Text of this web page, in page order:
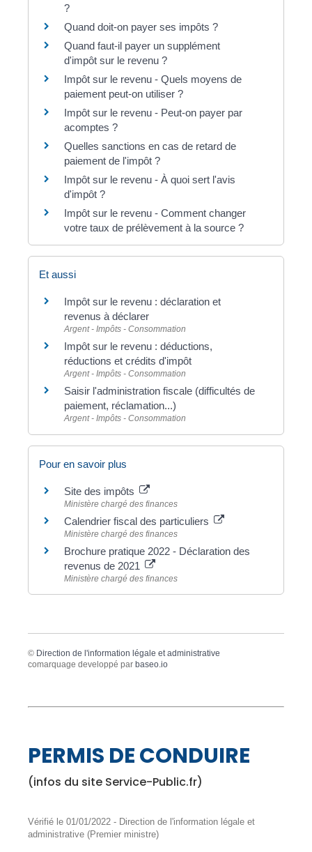
?
Quand doit-on payer ses impôts ?
Quand faut-il payer un supplément
d'impôt sur le revenu ?
Impôt sur le revenu - Quels moyens de
paiement peut-on utiliser ?
Impôt sur le revenu - Peut-on payer par
acomptes ?
Quelles sanctions en cas de retard de
paiement de l'impôt ?
Impôt sur le revenu - À quoi sert l'avis
d'impôt ?
Impôt sur le revenu - Comment changer
votre taux de prélèvement à la source ?
Et aussi
Impôt sur le revenu : déclaration et
revenus à déclarer
Argent - Impôts - Consommation
Impôt sur le revenu : déductions,
réductions et crédits d'impôt
Argent - Impôts - Consommation
Saisir l'administration fiscale (difficultés de
paiement, réclamation...)
Argent - Impôts - Consommation
Pour en savoir plus
Site des impôts
Ministère chargé des finances
Calendrier fiscal des particuliers
Ministère chargé des finances
Brochure pratique 2022 - Déclaration des
revenus de 2021
Ministère chargé des finances
© Direction de l'information légale et administrative
comarquage developpé par baseo.io
PERMIS DE CONDUIRE
(infos du site Service-Public.fr)
Vérifié le 01/01/2022 - Direction de l'information légale et
administrative (Premier ministre)